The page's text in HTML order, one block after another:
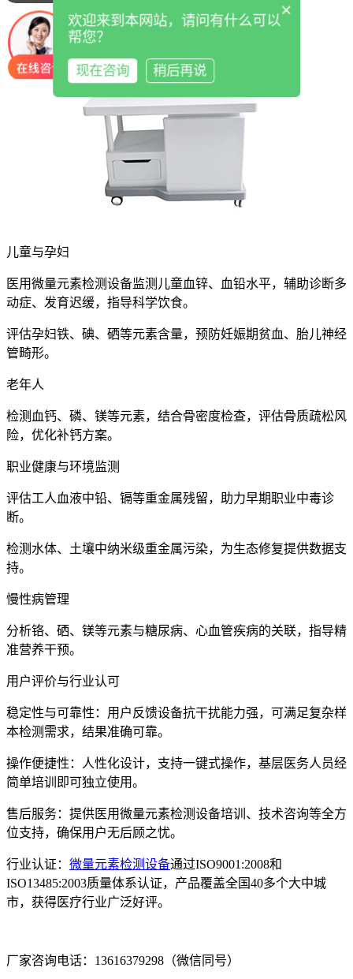
儿童与孕妇
医用微量元素检测设备监测儿童血锌、血铅水平，辅助诊断多
动症、发育迟缓，指导科学饮食。
评估孕妇铁、碘、硒等元素含量，预防妊娠期贫血、胎儿神经
管畸形。
老年人
检测血钙、磷、镁等元素，结合骨密度检查，评估骨质疏松风
险，优化补钙方案。
职业健康与环境监测
评估工人血液中铅、镉等重金属残留，助力早期职业中毒诊
断。
检测水体、土壤中纳米级重金属污染，为生态修复提供数据支
持。
慢性病管理
分析铬、硒、镁等元素与糖尿病、心血管疾病的关联，指导精
准营养干预。
用户评价与行业认可
稳定性与可靠性：用户反馈设备抗干扰能力强，可满足复杂样
本检测需求，结果准确可靠。
操作便捷性：人性化设计，支持一键式操作，基层医务人员经
简单培训即可独立使用。
售后服务：提供医用微量元素检测设备培训、技术咨询等全方
位支持，确保用户无后顾之忧。
行业认证： 微量元素检测设备通过ISO9001:2008和
ISO13485:2003质量体系认证，产品覆盖全国40多个大中城
市，获得医疗行业广泛好评。
厂家咨询电话：13616379298（微信同号）
×
欢迎来到本网站，请问有什么可以
帮您？
现在咨询 稍后再说